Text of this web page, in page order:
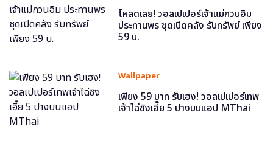
โหลดเลย! วอลเปเปอร์เจ้าแม่กวนอิม
ประทานพร ชุดเปิดคลัง รับทรัพย์ เพียง
59 บ.
Wallpaper
เพียง 59 บาท รับเฮง! วอลเปเปอร์เทพ
เจ้าไฉ่ซิงเอี๊ย 5 ปางบนแอป MThai